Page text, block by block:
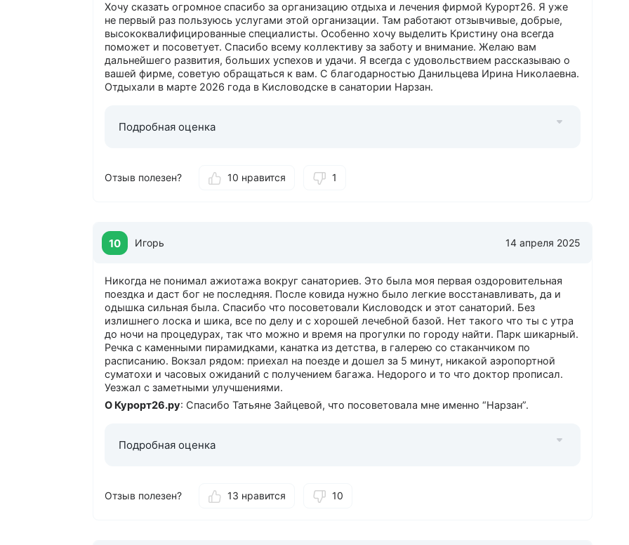
Хочу сказать огромное спасибо за организацию отдыха и лечения фирмой Курорт26. Я уже
не первый раз пользуюсь услугами этой организации. Там работают отзывчивые, добрые,
высококвалифицированные специалисты. Особенно хочу выделить Кристину она всегда
поможет и посоветует. Спасибо всему коллективу за заботу и внимание. Желаю вам
дальнейшего развития, больших успехов и удачи. Я всегда с удовольствием рассказываю о
вашей фирме, советую обращаться к вам. С благодарностью Данильцева Ирина Николаевна.
Отдыхали в марте 2026 года в Кисловодске в санатории Нарзан.
Подробная оценка
Отзыв полезен? 10 нравится 1
10 Игорь 14 апреля 2025
Никогда не понимал ажиотажа вокруг санаториев. Это была моя первая оздоровительная
поездка и даст бог не последняя. После ковида нужно было легкие восстанавливать, да и
одышка сильная была. Спасибо что посоветовали Кисловодск и этот санаторий. Без
излишнего лоска и шика, все по делу и с хорошей лечебной базой. Нет такого что ты с утра
до ночи на процедурах, так что можно и время на прогулки по городу найти. Парк шикарный.
Речка с каменными пирамидками, канатка из детства, в галерею со стаканчиком по
расписанию. Вокзал рядом: приехал на поезде и дошел за 5 минут, никакой аэропортной
суматохи и часовых ожиданий с получением багажа. Недорого и то что доктор прописал.
Уезжал с заметными улучшениями.
О Курорт26.ру: Спасибо Татьяне Зайцевой, что посоветовала мне именно “Нарзан”.
Подробная оценка
Отзыв полезен? 13 нравится 10